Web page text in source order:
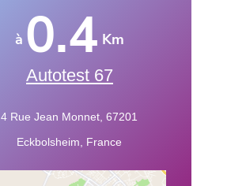
à 0.4 Km
Autotest 67
4 Rue Jean Monnet, 67201
Eckbolsheim, France